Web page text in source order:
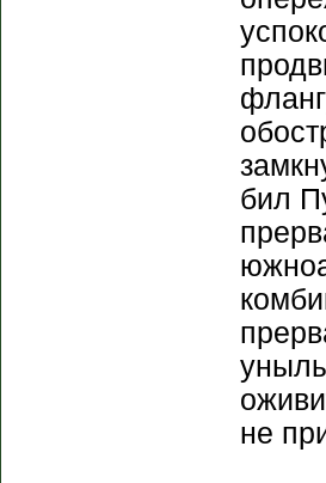
бил
не